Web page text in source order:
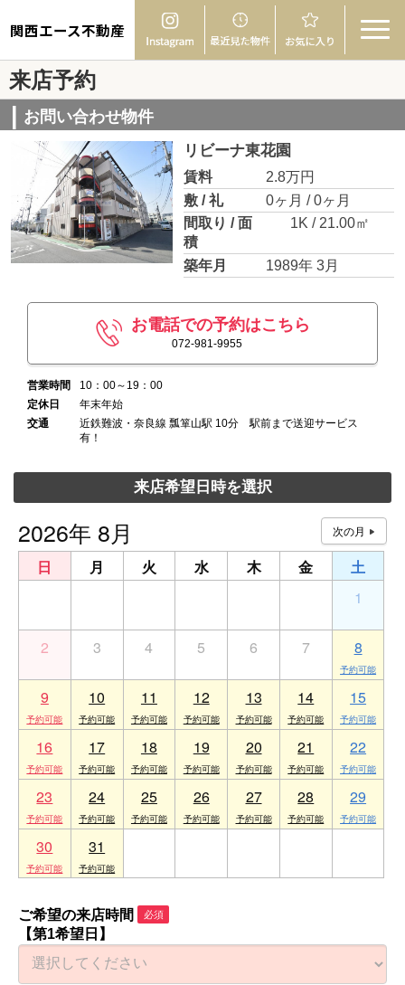
関西エース不動産
来店予約
お問い合わせ物件
リビーナ東花園
賃料
2.8万円
敷 / 礼
0ヶ月 / 0ヶ月
間取り / 面
積
1K / 21.00㎡
築年月 1989年 3月
お電話での予約はこちら
072-981-9955
営業時間
10：00～19：00
定休日
年末年始
交通
近鉄難波・奈良線 瓢箪山駅 10分 駅前まで送迎サービス
有！
来店希望日時を選択
2026年 8月
日 月 火 水 木 金
土
1
2 3 4 5 6 7 8
9 10 11 12 13 14 15
16 17 18 19 20 21 22
23 24 25 26 27 28 29
30 31
ご希望の来店時間 必須
【第1希望日】